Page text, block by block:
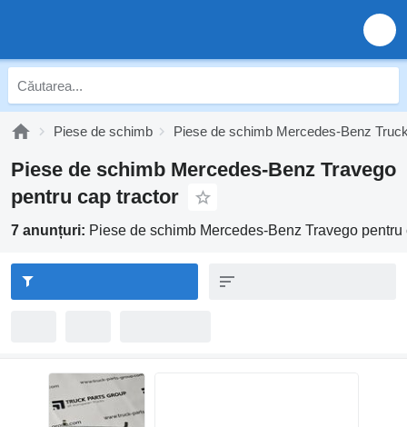
Piese de schimb Piese de schimb Mercedes-Benz
Piese de schimb Mercedes-Benz Travego
pentru cap tractor
7 anunțuri: Piese de schimb Mercedes-Benz Travego pentru